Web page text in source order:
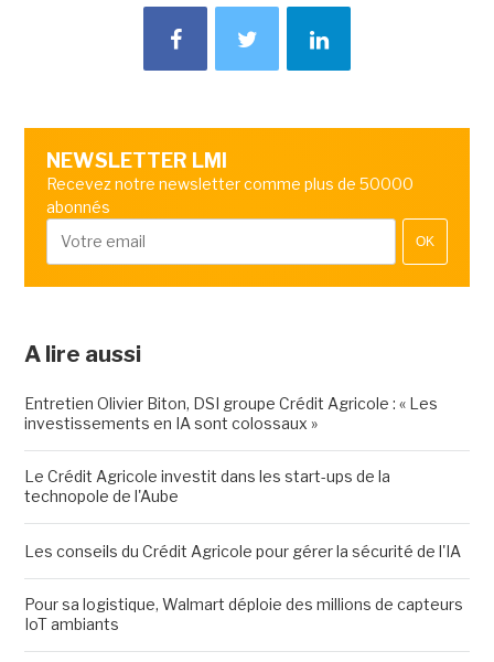
NEWSLETTER LMI
Recevez notre newsletter comme plus de 50000
abonnés
OK
A lire aussi
Entretien Olivier Biton, DSI groupe Crédit Agricole : « Les
investissements en IA sont colossaux »
Le Crédit Agricole investit dans les start-ups de la
technopole de l'Aube
Les conseils du Crédit Agricole pour gérer la sécurité de l'IA
Pour sa logistique, Walmart déploie des millions de capteurs
IoT ambiants